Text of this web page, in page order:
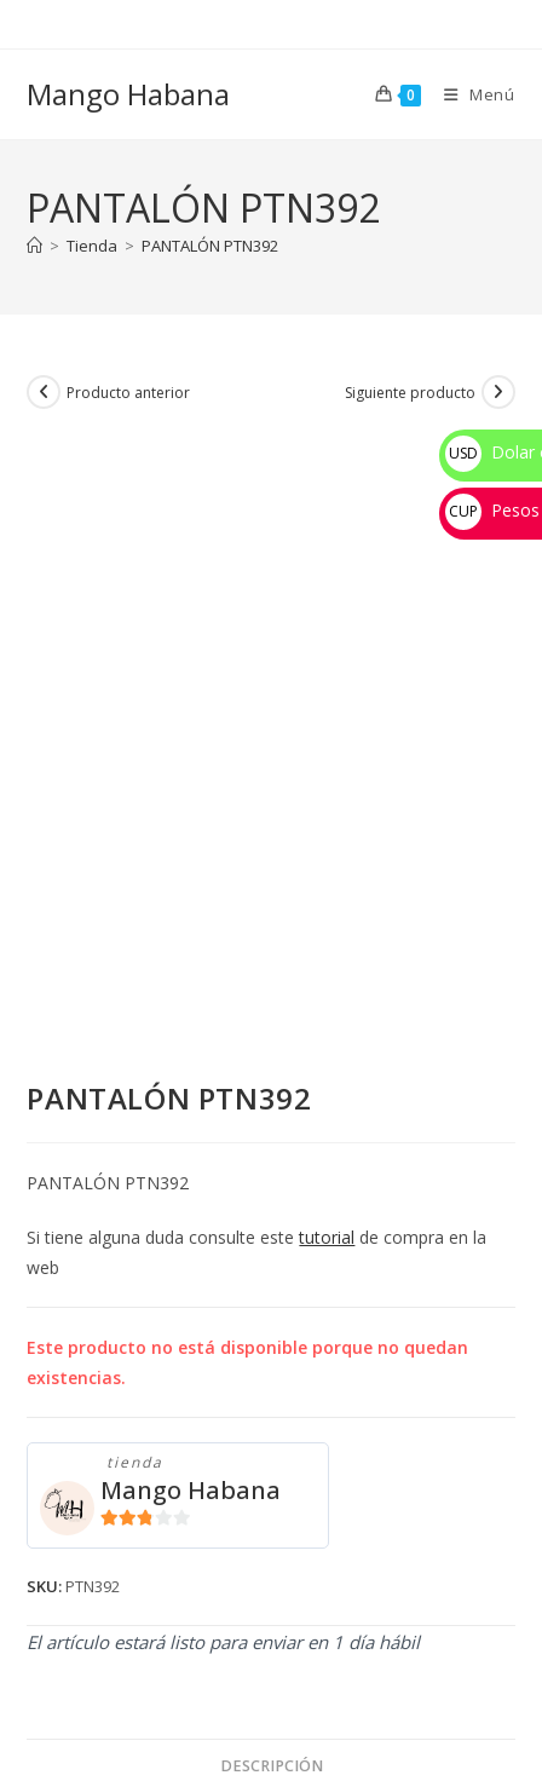
Mango Habana 0 Menú
PANTALÓN PTN392
> Tienda > PANTALÓN PTN392
Producto anterior Siguiente producto
PANTALÓN PTN392
PANTALÓN PTN392
Si tiene alguna duda consulte estetutorial de compra en la
web
Este producto no está disponible porque no quedan
existencias.
tienda
Mango Habana
SKU:PTN392
El artículo estará listo para enviar en 1 día hábil
DESCRIPCIÓN
USD
$
Dolar
CUP
💰
Pesos